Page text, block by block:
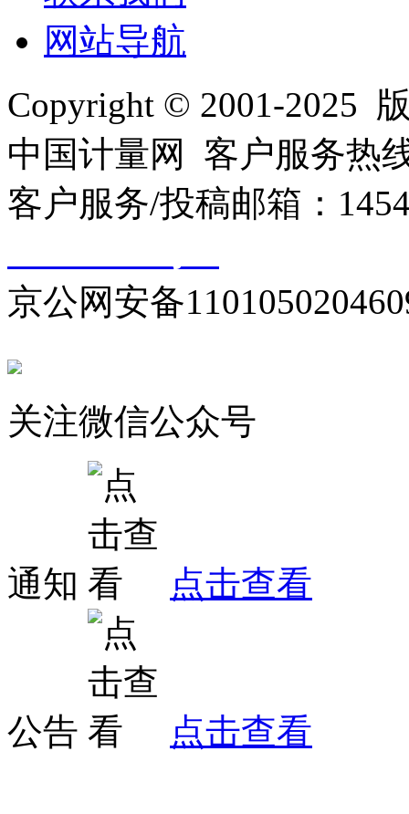
网站导航
Copyright © 2001-2025
中国计量网 客户服务热
客户服务/投稿邮箱：
京公网安备
关注微信公众号
通知 点击查看
公告 点击查看